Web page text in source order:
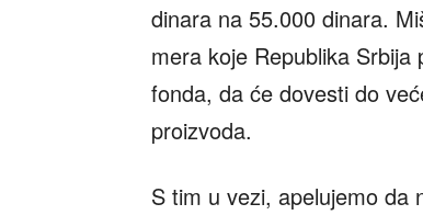
dinara na 55.000 dinara.
mera koje Republika
fonda, da će dovesti do
proizvoda.
S tim u vezi, apelujemo da